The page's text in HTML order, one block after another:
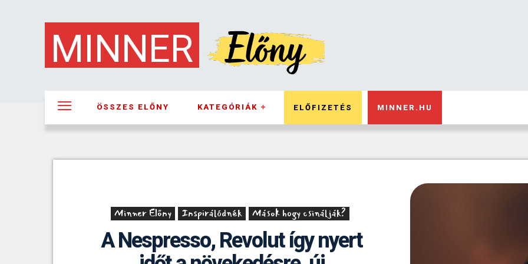
MINNER
ÖSSZES ELŐNY KATEGÓRIÁK ELŐFIZETÉS MINNER.HU
Minner Előny Inspirálódnék Mások hogy csinálják?
A Nespresso, Revolut így nyert